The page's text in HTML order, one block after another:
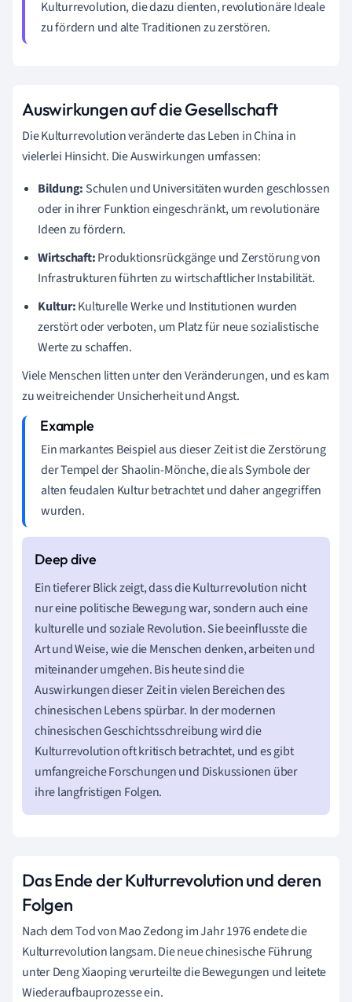
Kulturrevolution, die dazu dienten, revolutionäre Ideale
zu fördern und alte Traditionen zu zerstören.
Auswirkungen auf die Gesellschaft
Die Kulturrevolution veränderte das Leben in China in
vielerlei Hinsicht. Die Auswirkungen umfassen:
Bildung: Schulen und Universitäten wurden geschlossen
oder in ihrer Funktion eingeschränkt, um revolutionäre
Ideen zu fördern.
Wirtschaft:Produktionsrückgänge und Zerstörung von
Infrastrukturen führten zu wirtschaftlicher Instabilität.
Kultur:Kulturelle Werke und Institutionen wurden
zerstört oder verboten, um Platz für neue sozialistische
Werte zu schaffen.
Viele Menschen litten unter den Veränderungen, und es kam
zu weitreichender Unsicherheit und Angst.
Ein markantes Beispiel aus dieser Zeit ist die Zerstörung
der Tempel der Shaolin-Mönche, die als Symbole der
alten feudalen Kultur betrachtet und daher angegriffen
wurden.
Ein tieferer Blick zeigt, dass die Kulturrevolution nicht
nur eine politische Bewegung war, sondern auch eine
kulturelle und soziale Revolution. Sie beeinflusste die
Art und Weise, wie die Menschen denken, arbeiten und
miteinander umgehen. Bis heute sind die
Auswirkungen dieser Zeit in vielen Bereichen des
chinesischen Lebens spürbar. In der modernen
chinesischen Geschichtsschreibung wird die
Kulturrevolution oft kritisch betrachtet, und es gibt
umfangreiche Forschungen und Diskussionen über
ihre langfristigen Folgen.
Das Ende der Kulturrevolution und deren
Folgen
Nach dem Tod von Mao Zedong im Jahr 1976 endete die
Kulturrevolution langsam. Die neue chinesische Führung
unter Deng Xiaoping verurteilte die Bewegungen und leitete
Wiederaufbauprozesse ein.